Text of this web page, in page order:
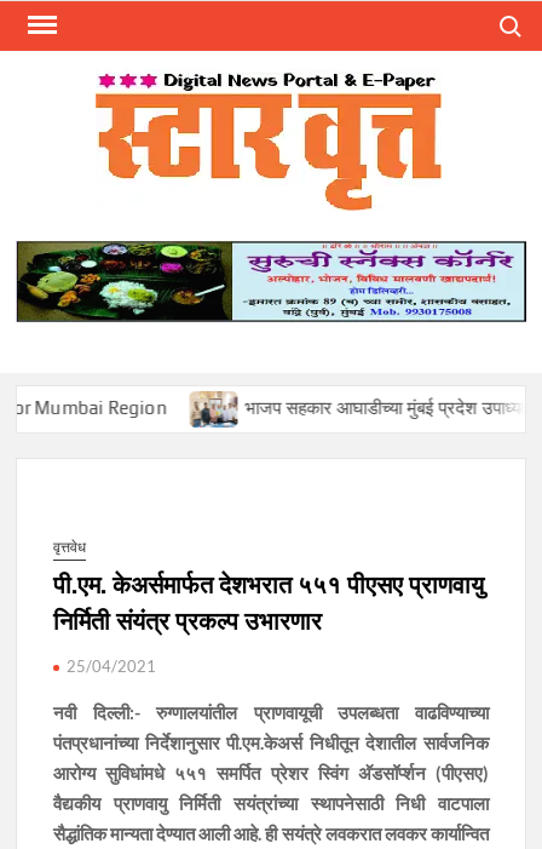
Skip
Region भाजप सहकार आघाडीच्या मुंबई प्रदेश उपाध्यक्षपदी मोहन सावंत
वृत्तवेध
पी.एम. केअर्समार्फत देशभरात ५५१ पीएसए प्राणवायु
निर्मिती संयंत्र प्रकल्प उभारणार
25/04/2021
नवी दिल्ली:- रुग्णालयांतील प्राणवायूची उपलब्धता वाढविण्याच्या
पंतप्रधानांच्या निर्देशानुसार पी.एम.केअर्स निधीतून देशातील सार्वजनिक
आरोग्य सुविधांमधे ५५१ समर्पित प्रेशर स्विंग अ‍ॅडसॉर्प्शन (पीएसए)
वैद्यकीय प्राणवायु निर्मिती सयंत्रांच्या स्थापनेसाठी निधी वाटपाला
सैद्धांतिक मान्यता देण्यात आली आहे. ही सयंत्रे लवकरात लवकर कार्यान्वित